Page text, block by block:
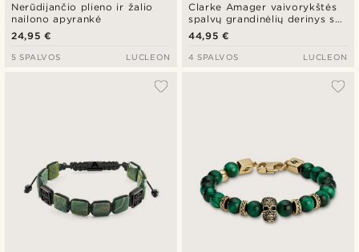
Nerūdijančio plieno ir žalio
nailono apyrankė
24,95 €
5 SPALVOS LUCLEON
Clarke Amager vaivorykštės
spalvų grandinėlių derinys su
šypsenos pakabuku
44,95 €
4 SPALVOS LUCLEON